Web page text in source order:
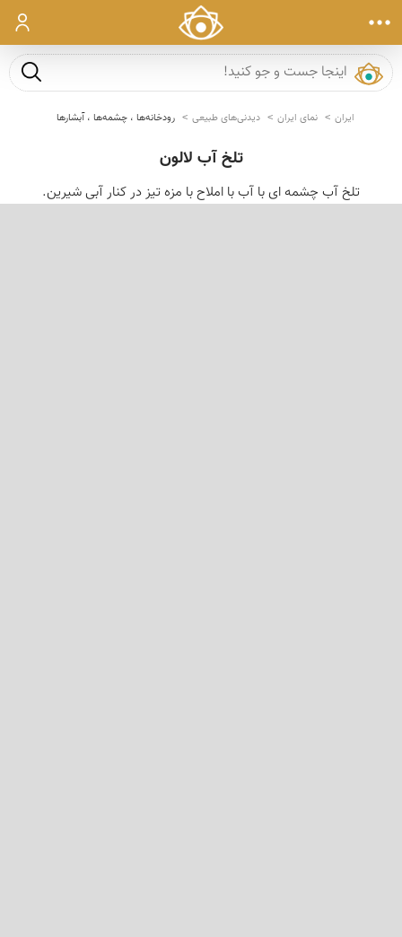
ورود
جست و
ایران نمای ایران دیدنی‌های طبیعی رودخانه‌ها ، چشمه‌ها ، آبشارها
تلخ آب لالون
تلخ آب چشمه ای با آب با املاح با مزه تیز در کنار آبی شیرین.